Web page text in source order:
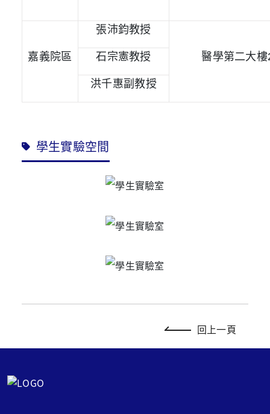
嘉義院區
張沛鈞教授
醫學第二大樓
石宗憲教授
洪千惠副教授
學生實驗空間
回上一頁